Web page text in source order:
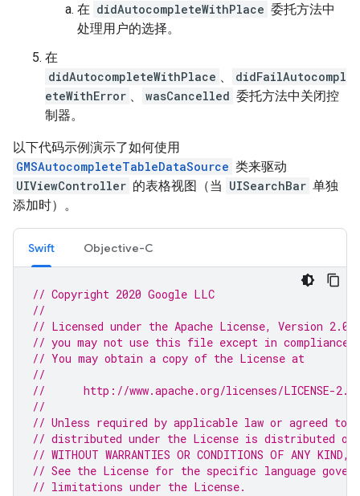
在 didAutocompleteWithPlace 委托方法中
处理用户的选择。
在
didAutocompleteWithPlace 、
didFailAutocompl
eteWithError 、 wasCancelled 委托方法中关闭控
制器。
以下代码示例演示了如何使用
GMSAutocompleteTableDataSource 类来驱动
UIViewController 的表格视图（当 UISearchBar 单独
添加时）。
Swift Objective-C
// Copyright 2020 Google LLC
//
// Licensed under the Apache License, Version
// you may not use this file except in compliance
// You may obtain a copy of the License at
//
//      http://www.apache.org/licenses/LICENSE-2.0
//
// Unless required by applicable law or agreed to
// distributed under the License is distributed on
// WITHOUT WARRANTIES OR CONDITIONS OF ANY
// See the License for the specific language
// limitations under the License.